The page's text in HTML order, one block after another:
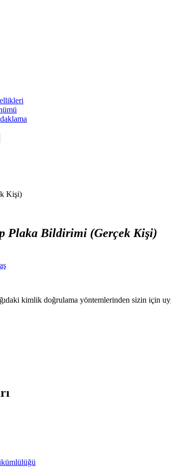
Kişi)
Plaka Bildirimi (Gerçek Kişi)
kimlik doğrulama yöntemlerinden sizin için